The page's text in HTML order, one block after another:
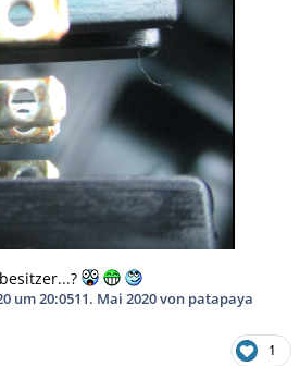
um 20:0511. Mai 2020von patapaya
1